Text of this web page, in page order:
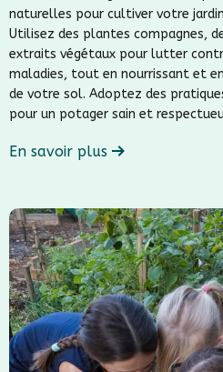
naturelles pour cultiver votre
Utilisez des plantes compagnes,
extraits végétaux pour lutter
maladies, tout en nourrissant et
de votre sol. Adoptez des
pour un potager sain et
En savoir plus